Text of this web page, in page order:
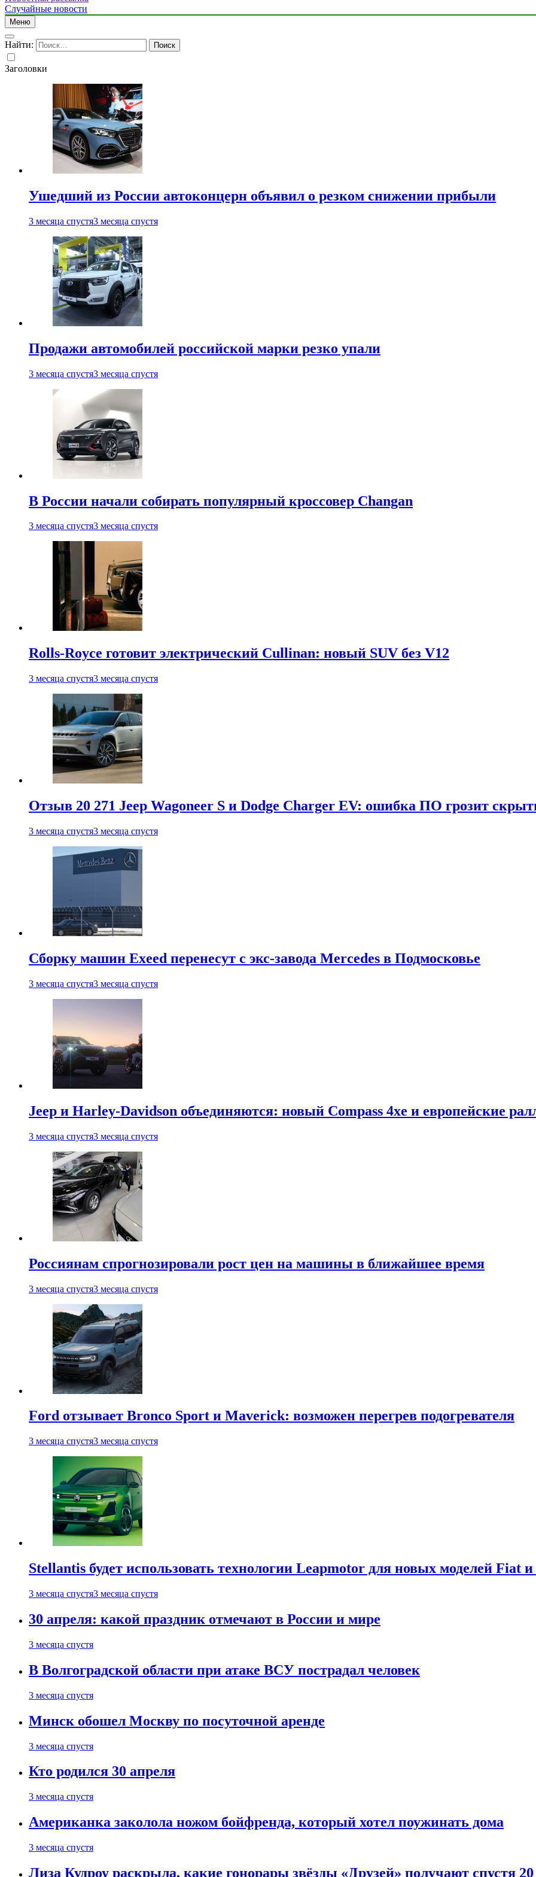
Случайные новости
Меню
Найти:
Заголовки
Ушедший из России автоконцерн объявил о резком снижении прибыли
3 месяца спустя3 месяца спустя
Продажи автомобилей российской марки резко упали
3 месяца спустя3 месяца спустя
В России начали собирать популярный кроссовер Changan
3 месяца спустя3 месяца спустя
Rolls-Royce готовит электрический Cullinan: новый SUV без V12
3 месяца спустя3 месяца спустя
Отзыв 20 271 Jeep Wagoneer S и Dodge Charger EV: ошибка ПО грозит
3 месяца спустя3 месяца спустя
Сборку машин Exeed перенесут с экс-завода Mercedes в Подмосковье
3 месяца спустя3 месяца спустя
Jeep и Harley-Davidson объединяются: новый Compass 4xe и европейские
3 месяца спустя3 месяца спустя
Россиянам спрогнозировали рост цен на машины в ближайшее время
3 месяца спустя3 месяца спустя
Ford отзывает Bronco Sport и Maverick: возможен перегрев подогревателя
3 месяца спустя3 месяца спустя
Stellantis будет использовать технологии Leapmotor для новых моделей Fiat
3 месяца спустя3 месяца спустя
30 апреля: какой праздник отмечают в России и мире
3 месяца спустя
В Волгоградской области при атаке ВСУ пострадал человек
3 месяца спустя
Минск обошел Москву по посуточной аренде
3 месяца спустя
Кто родился 30 апреля
3 месяца спустя
Американка заколола ножом бойфренда, который хотел поужинать дома
3 месяца спустя
Лиза Кудроу раскрыла, какие гонорары звёзды «Друзей» получают спустя